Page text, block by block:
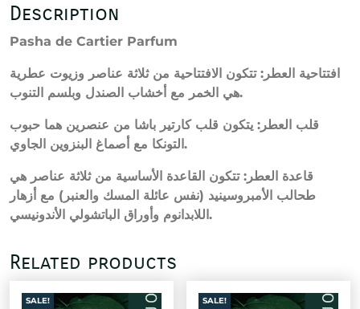
Description
Pasha de Cartier Parfum
افتتاحية العطر: تتكون الافتتاحية من ثلاثة عناصر وزيوت عطرية
هي الخمر مع أخشاب الصندل وبلسم التنوب.
قلب العطر: يتكون قلب كارتير باشا من عنصرين هما حبوب
التونكا مع أصماغ البنزوين الجاوي.
قاعدة العطر: تتكون القاعدة الأساسية من ثلاثة عناصر هي
طحالب الأمبروسينيد (نفس عائلة المسك والعنبر) مع أزهار
اللابدانوم وأوراق الباتشولي الأندونيسي.
Related products
SALE! SALE!